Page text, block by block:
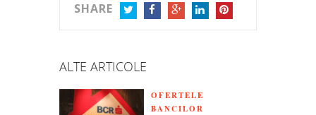
SHARE
ALTE ARTICOLE
OFERTELE
BANCILOR